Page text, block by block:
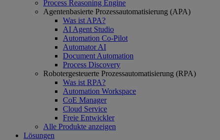
Process Reasoning Engine
Agentenbasierte Prozessautomatisierung (APA)
Was ist APA?
AI Agent Studio
Automation Co-Pilot
Automator AI
Document Automation
Process Discovery
Robotergesteuerte Prozessautomatisierung (RPA)
Was ist RPA?
Automation Workspace
CoE Manager
Cloud Service
Freie Entwickler
Alle Produkte anzeigen
Lösungen